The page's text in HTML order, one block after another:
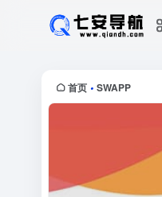
首页 • SWAPP